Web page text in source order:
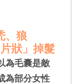
、狼
狀」掉髮
為毛囊是敵
為部分女性